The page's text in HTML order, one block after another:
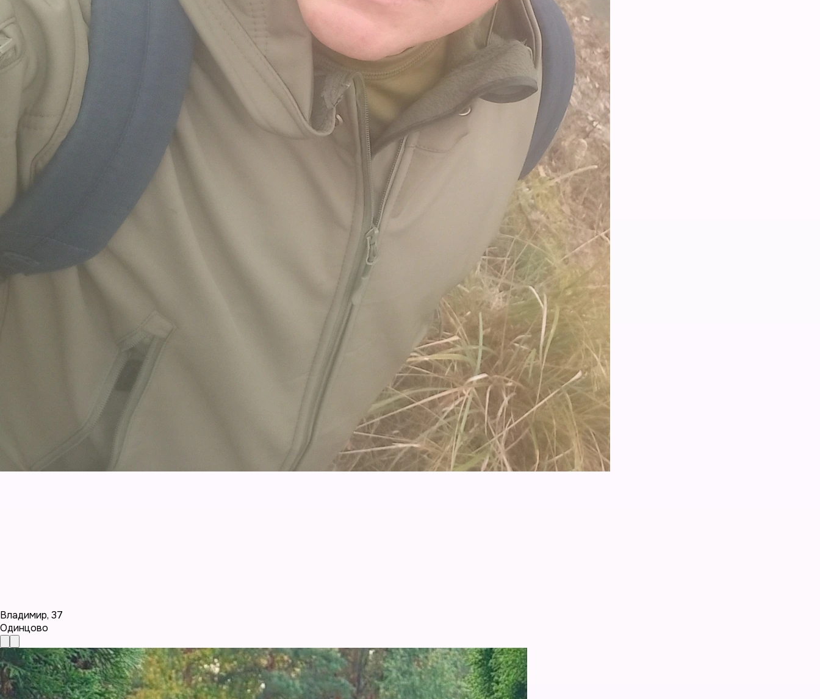
Владимир, 37
Одинцово